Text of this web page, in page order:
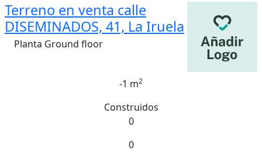
Terreno en venta calle
DISEMINADOS, 41, La Iruela
Planta Ground floor
-1 m2
Construidos
0
0